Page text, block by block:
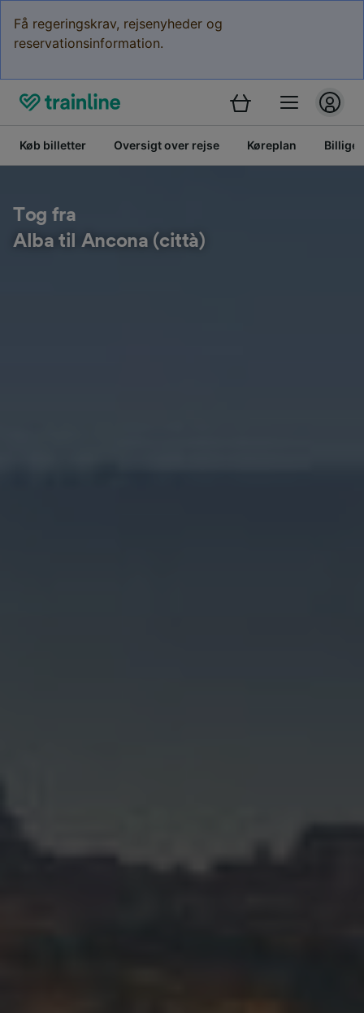
Få regeringskrav, rejsenyheder og
reservationsinformation.
Køb billetter Oversigt over rejse Køreplan Billige
Tog fra
Alba til Ancona (città)